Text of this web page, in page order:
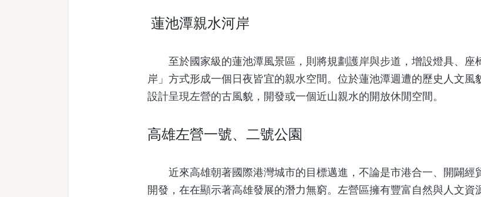
蓮池潭親水河岸
至於國家級的蓮池潭風景區，則將規劃護岸與步道，增設燈具、座
岸」方式形成一個日夜皆宜的親水空間。位於蓮池潭週遭的歷史人文風
設計呈現左營的古風貌，開發或一個近山親水的開放休閒空間。
高雄左營一號、二號公園
近來高雄朝著國際港灣城市的目標邁進，不論是市港合一、開闢經
開發，在在顯示著高雄發展的潛力無窮。左營區擁有豐富自然與人文資